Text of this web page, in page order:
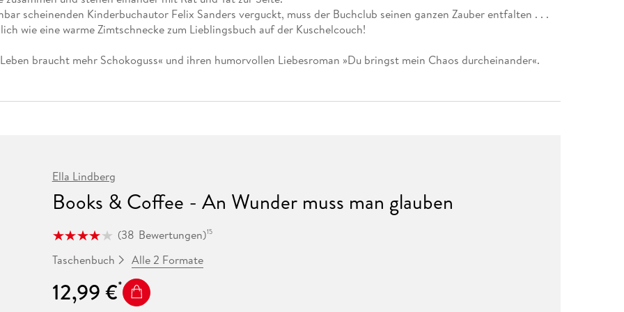
Fremdsprachige Bücher
Taschenbücher
Lernhilfen
New Adult
Romance
Science Fiction
Hörbuch Downloads im Bundle
STABILO
scheinenden Kinderbuchautor Felix Sanders verguckt, muss der Buchclub seinen ganzen Zauber entfalten . . .
wie eine warme Zimtschnecke zum Lieblingsbuch auf der Kuschelcouch!
braucht mehr Schokoguss« und ihren humorvollen Liebesroman »Du bringst mein Chaos durcheinander«.
Ella Lindberg
Books & Coffee - An Wunder muss man glauben
(38 Bewertungen)15
Taschenbuch Alle 2 Formate
12,99 €